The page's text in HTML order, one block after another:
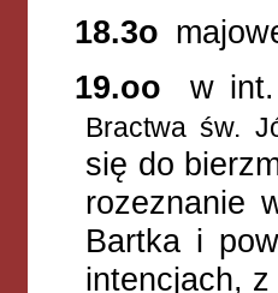
18.3o
19.oo
w
Bractwa św.
się do
rozeznanie
Bartka i
intencjach,